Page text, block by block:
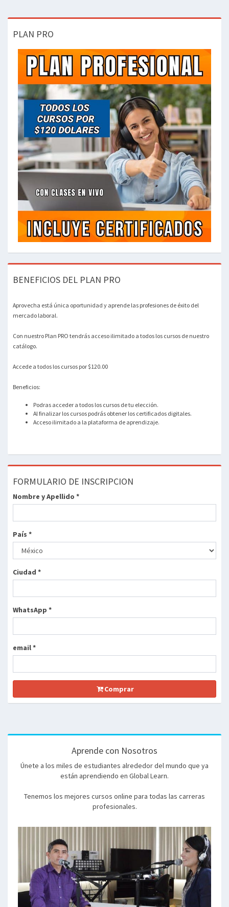
PLAN PRO
BENEFICIOS DEL PLAN PRO
Aprovecha está única oportunidad y aprende las profesiones de éxito del
mercado laboral.
Con nuestro Plan PRO tendrás acceso ilimitado a todos los cursos de nuestro
catálogo.
Accede a todos los cursos por $120.00
Beneficios:
Podras acceder a todos los cursos de tu elección.
Al finalizar los cursos podrás obtener los certificados digitales.
Acceso ilimitado a la plataforma de aprendizaje.
FORMULARIO DE INSCRIPCION
Nombre y Apellido *
País *
Ciudad *
WhatsApp *
email *
Comprar
Aprende con Nosotros
Únete a los miles de estudiantes alrededor del mundo que ya
están aprendiendo en Global Learn.
Tenemos los mejores cursos online para todas las carreras
profesionales.